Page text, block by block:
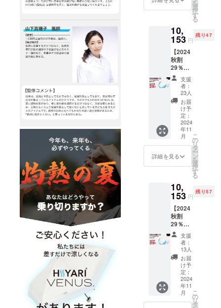
「HIYARI®」
ました。 今
後、複数の
製品を展開
してまいり
ます。
国内外事業
者様からの
ご提案、事
業提携、販
売促進、海
外展開な
ど、 お気軽
皆様、本プ
ロジェクト
へのご支援
をどうぞよ
ろしくお願
いいたしま
オフホ
納袋×1
合計70
本 一般
販売予
定価格
14,300
円(送
料・税
【2024
秋割V2
29％OF
10,153
円(送
料・税
込) ※予
は2024
年11月
定
を
選
択
す
る
10,
153 円
残り47
【2024
秋割
29％OF
F】
HIYARI
VENUS.
藍白ブ
ルー×1
本【限
定70名
様】 ・
HIYARI
VENUS.
藍白ブ
ルー ×1
計70本
一般販
売予定
価格
14,300
円(送
料・税
【2024
秋割
29％OF
10,153
円(送
料・税
込) ※予
支援
者：
23人
お届
け予
定：
2024
年11
月
詳細を見る
こ
の
リ
タ
ー
ン
を
選
択
す
る
10,
153 円
残り57
【2024
秋割
29％OF
F】
HIYARI
VENUS.
ラベン
ダー×1
本【限
定70名
様】 ・
HIYARI
VENUS.
支援
者：
13人
お届
け予
定：
2024
年11
月
こ
の
リ
タ